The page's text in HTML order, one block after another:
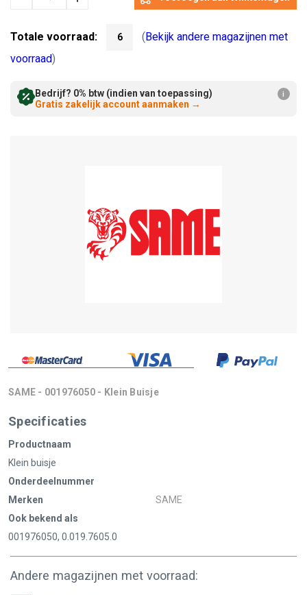
Totale voorraad: 6 ( Bekijk andere magazijnen met
voorraad)
Bedrijf? 0% btw (indien van toepassing)
Gratis zakelijk account aanmaken →
i
SAME - 001976050 - Klein Buisje
Specificaties
Productnaam
Klein buisje
Onderdeelnummer
Merken
SAME
Ook bekend als
001976050, 0.019.7605.0
Andere magazijnen met voorraad: